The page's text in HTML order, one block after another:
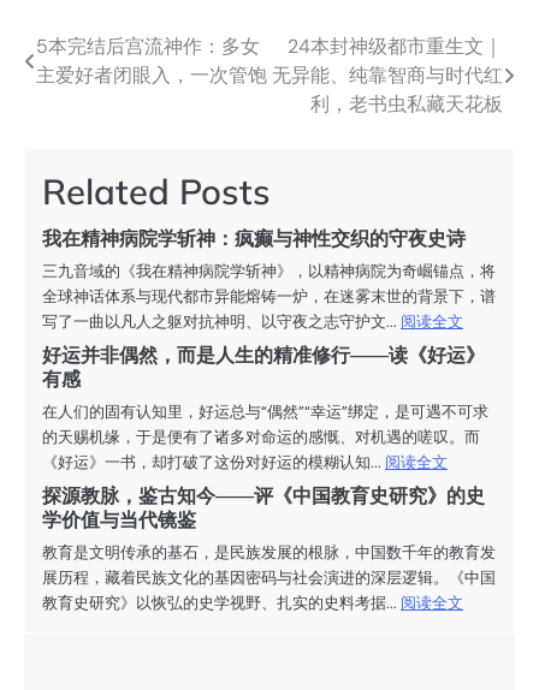
文
航
5本完结后宫流神作：多女
主爱好者闭眼入，一次管饱
24本封神级都市重生文｜
无异能、纯靠智商与时代红
利，老书虫私藏天花板
Related Posts
我在精神病院学斩神：疯癫与神性交织的守夜史诗
三九音域的《我在精神病院学斩神》，以精神病院为奇崛锚点，将
全球神话体系与现代都市异能熔铸一炉，在迷雾末世的背景下，谱
写了一曲以凡人之躯对抗神明、以守夜之志守护文... 阅读全文
好运并非偶然，而是人生的精准修行——读《好运》
有感
在人们的固有认知里，好运总与“偶然”“幸运”绑定，是可遇不可求
的天赐机缘，于是便有了诸多对命运的感慨、对机遇的嗟叹。而
《好运》一书，却打破了这份对好运的模糊认知... 阅读全文
探源教脉，鉴古知今——评《中国教育史研究》的史
学价值与当代镜鉴
教育是文明传承的基石，是民族发展的根脉，中国数千年的教育发
展历程，藏着民族文化的基因密码与社会演进的深层逻辑。《中国
教育史研究》以恢弘的史学视野、扎实的史料考据... 阅读全文